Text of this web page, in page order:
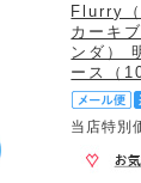
Flurry（
カーキ
ンダ）
ース（
当店特別